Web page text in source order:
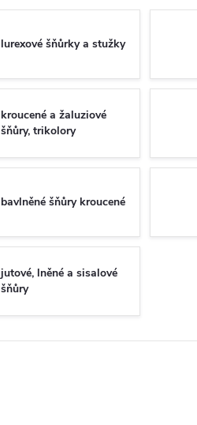
lurexové šňůrky a stužky
kroucené a žaluziové
šňůry, trikolory
bavlněné šňůry kroucené
jutové, lněné a sisalové
šňůry